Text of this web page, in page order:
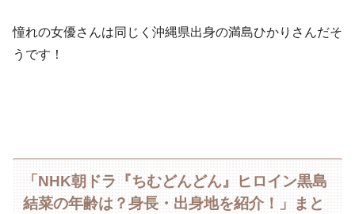
憧れの女優さんは同じく沖縄県出身の満島ひかりさんだそ
うです！
「NHK朝ドラ『ちむどんどん』ヒロイン黒島
結菜の年齢は？身長・出身地を紹介！」まと